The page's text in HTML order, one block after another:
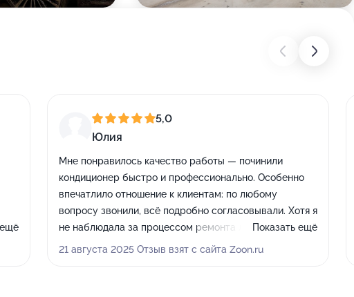
в
ещё
5,0
Юлия
Мне понравилось качество работы — починили
кондиционер быстро и профессионально. Особенно
впечатлило отношение к клиентам: по любому
вопросу звонили, всё подробно согласовывали. Хотя я
не наблюдала за процессом ремонта лично, просто
оставила машину и через три дня забрала, всё было
Показать ещё
21 августа 2025 Отзыв взят с сайта Zoon.ru